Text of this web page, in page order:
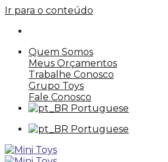
Ir para o conteúdo
Quem Somos
Meus Orçamentos
Trabalhe Conosco
Grupo Toys
Fale Conosco
Portuguese
Portuguese